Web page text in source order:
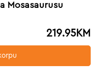
Mosasaurusu
219.95KM